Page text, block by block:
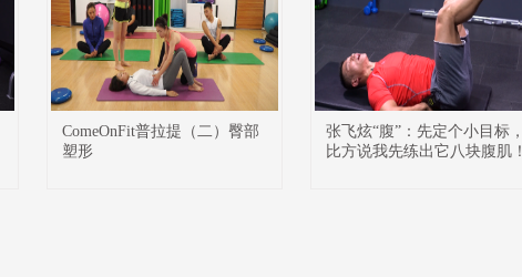
ComeOnFit普拉提（二）臀部
塑形
张飞炫“腹”：先定个小目标，
比方说我先练出它八块腹肌！